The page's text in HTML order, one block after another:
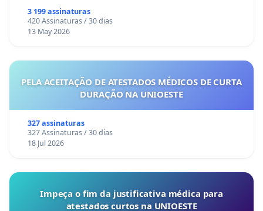
3 199 assinaturas
420 Assinaturas / 30 dias
13 May 2026
PELA ACEITAÇÃO DE ATESTADOS MÉDICOS DE CURTA
DURAÇÃO NA UNIOESTE
327 assinaturas
327 Assinaturas / 30 dias
18 Jul 2026
Impeça o fim da justificativa médica para
atestados curtos na UNIOESTE